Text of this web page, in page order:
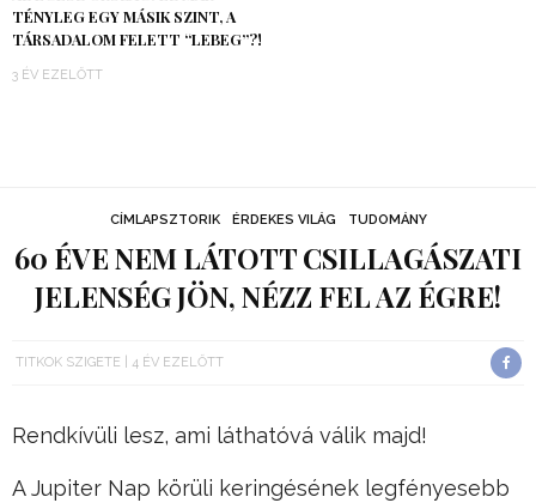
TÉNYLEG EGY MÁSIK SZINT, A
TÁRSADALOM FELETT “LEBEG”?!
3 ÉV EZELŐTT
CÍMLAPSZTORIK ÉRDEKES VILÁG TUDOMÁNY
60 ÉVE NEM LÁTOTT CSILLAGÁSZATI
JELENSÉG JÖN, NÉZZ FEL AZ ÉGRE!
TITKOK SZIGETE 4 ÉV EZELŐTT
Rendkívüli lesz, ami láthatóvá válik majd!
A Jupiter Nap körüli keringésének legfényesebb